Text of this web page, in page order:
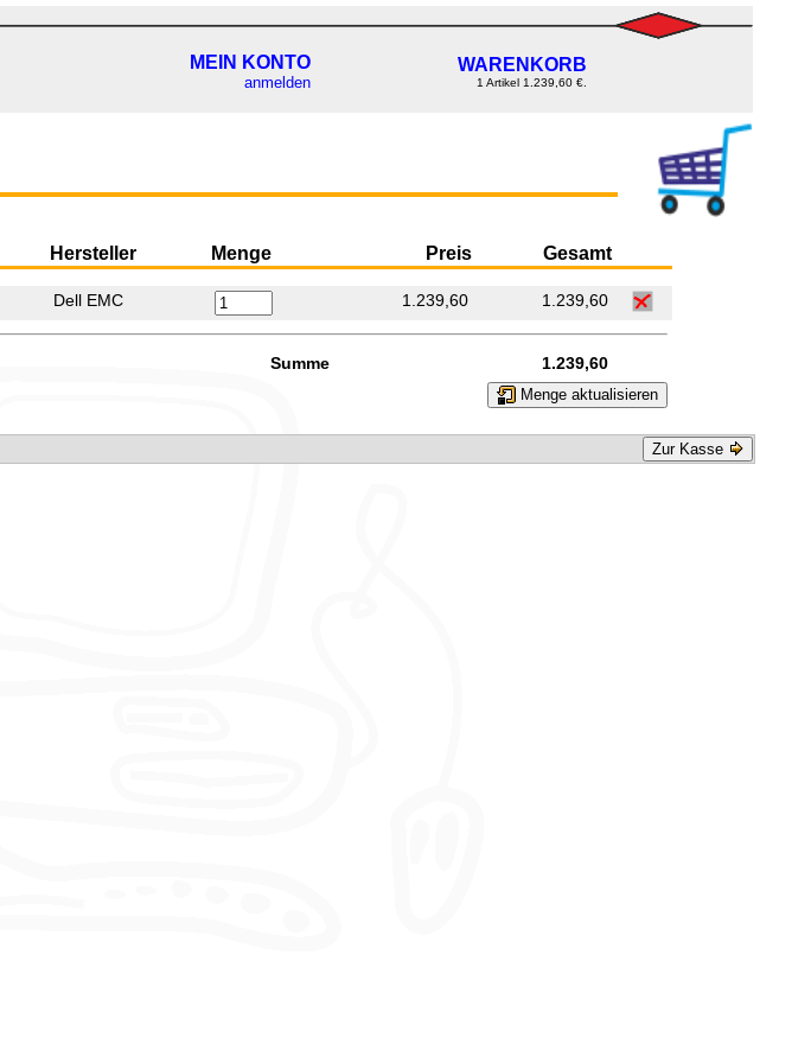
MEIN KONTO
anmelden
WARENKORB
1 Artikel 1.239,60 €.
Hersteller Menge Preis Gesamt
Dell EMC 1.239,60 1.239,60
Summe 1.239,60
Menge aktualisieren
Zur Kasse